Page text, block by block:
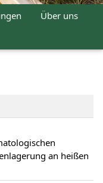
Über uns
an heißen